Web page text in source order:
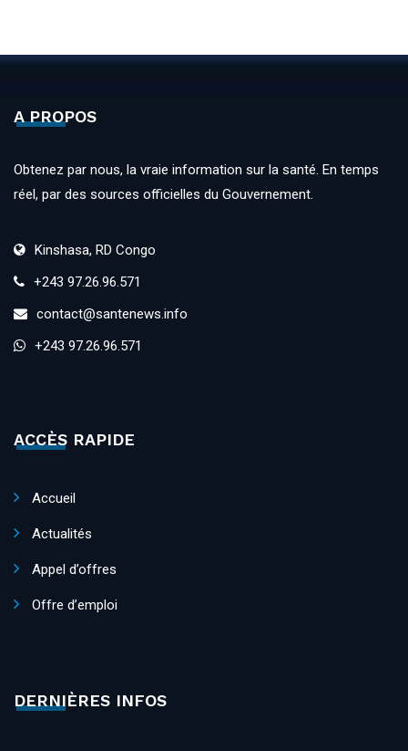
A PROPOS
Obtenez par nous, la vraie information sur la santé. En temps
réel, par des sources officielles du Gouvernement.
Kinshasa, RD Congo
+243 97.26.96.571
contact@santenews.info
+243 97.26.96.571
ACCÈS RAPIDE
Accueil
Actualités
Appel d’offres
Offre d’emploi
DERNIÈRES INFOS